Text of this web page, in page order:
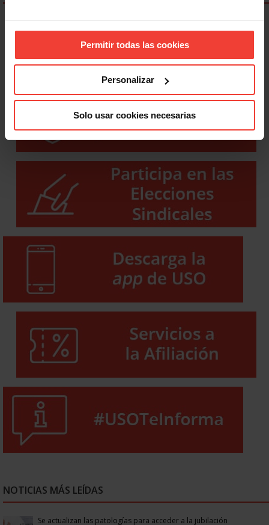
Permitir todas las cookies
Personalizar
Solo usar cookies necesarias
NOTICIAS MÁS LEÍDAS
Se actualizan las patologías para acceder a la jubilación